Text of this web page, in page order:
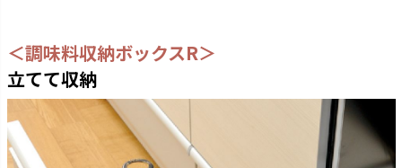
＜調味料収納ボックスR＞
立てて収納